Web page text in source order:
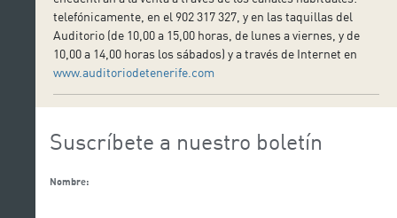
telefónicamente, en el 902 317 327, y en las taquillas del
Auditorio (de 10,00 a 15,00 horas, de lunes a viernes, y de
10,00 a 14,00 horas los sábados) y a través de Internet en
www.auditoriodetenerife.com
Suscríbete a nuestro boletín
Nombre: